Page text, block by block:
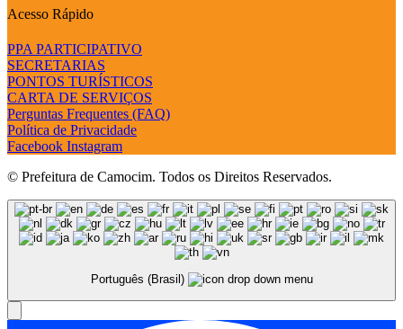
Acesso Rápido
PPA PARTICIPATIVO
SECRETARIAS
PONTOS TURÍSTICOS
CARTA DE SERVIÇOS
Perguntas Frequentes (FAQ)
Política de Privacidade
Facebook Instagram
© Prefeitura de Camocim. Todos os Direitos Reservados.
Português (Brasil)